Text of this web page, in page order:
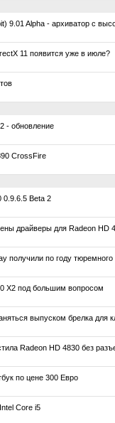
9.01 Alpha - архиватор с
11 появится уже в июле?
- обновление
CrossFire
Beta 2
драйверы для Radeon HD
получили по году тюремного
X2 под большим вопросом
выпуском брелка для
Radeon HD 4830 без
по цене 300 Евро
Core i5